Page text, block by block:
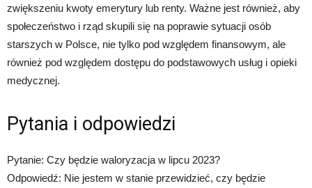
zwiększeniu kwoty emerytury lub renty. Ważne jest również, aby
społeczeństwo i rząd skupili się na poprawie sytuacji osób
starszych w Polsce, nie tylko pod względem finansowym, ale
również pod względem dostępu do podstawowych usług i opieki
medycznej.
Pytania i odpowiedzi
Pytanie: Czy będzie waloryzacja w lipcu 2023?
Odpowiedź: Nie jestem w stanie przewidzieć, czy będzie